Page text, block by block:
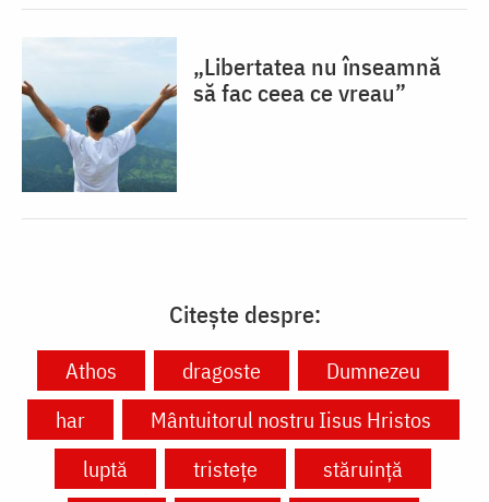
„Libertatea nu înseamnă
să fac ceea ce vreau”
Citește despre:
Athos dragoste
Dumnezeu
har
Mântuitorul nostru Iisus Hristos
luptă
tristețe
stăruință